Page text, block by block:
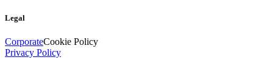
Legal
CorporateCookie Policy
Privacy Policy